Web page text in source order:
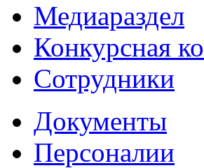
Медиараздел
Конкурсная
Сотрудники
Документы
Персоналии